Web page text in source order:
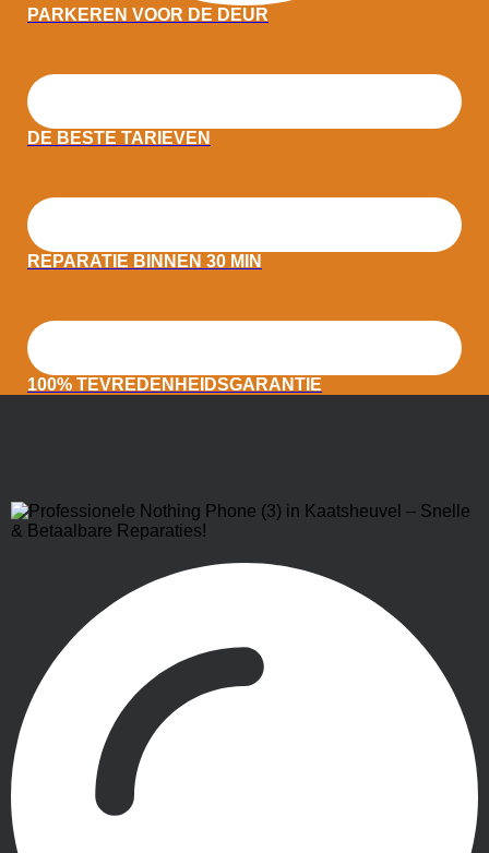
PARKEREN VOOR DE DEUR
DE BESTE TARIEVEN
REPARATIE BINNEN 30 MIN
100% TEVREDENHEIDSGARANTIE